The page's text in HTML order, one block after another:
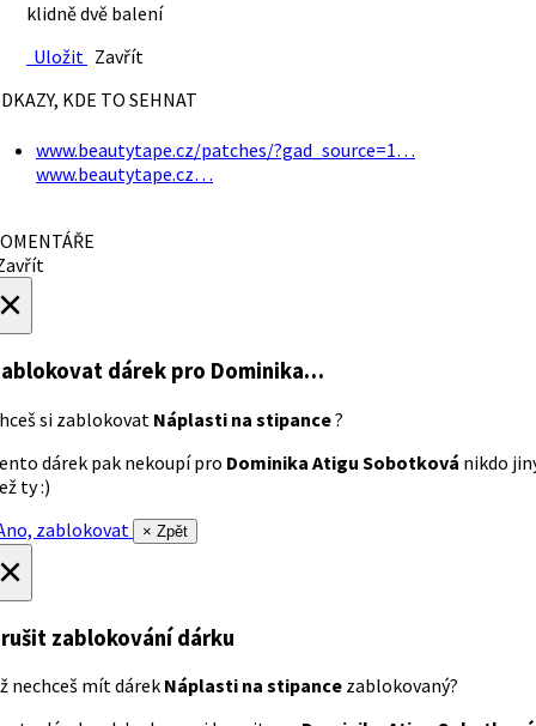
klidně dvě balení
Uložit Zavřít
KDE TO SEHNAT
www.beautytape.cz/patches/?gad_source=1…
www.beautytape.cz…
dárek pro Dominika…
si zablokovat Náplasti na stipance?
dárek pak nekoupí pro Dominika Atigu Sobotková nikdo
ty :)
zablokovat
× Zpět
zablokování dárku
nechceš mít dárek Náplasti na stipance zablokovaný?